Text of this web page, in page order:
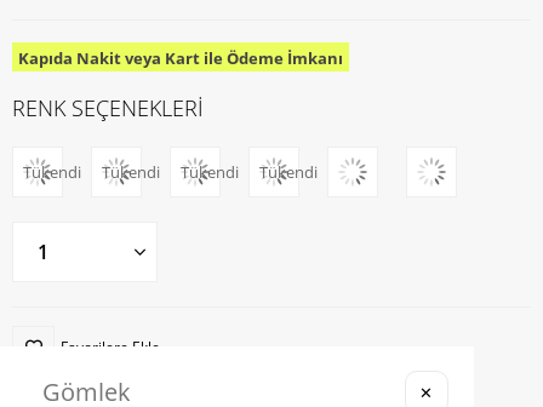
Kapıda Nakit veya Kart ile Ödeme İmkanı
RENK SEÇENEKLERİ
Tükendi Tükendi Tükendi Tükendi
Favorilere Ekle
Karşılaştır ✕